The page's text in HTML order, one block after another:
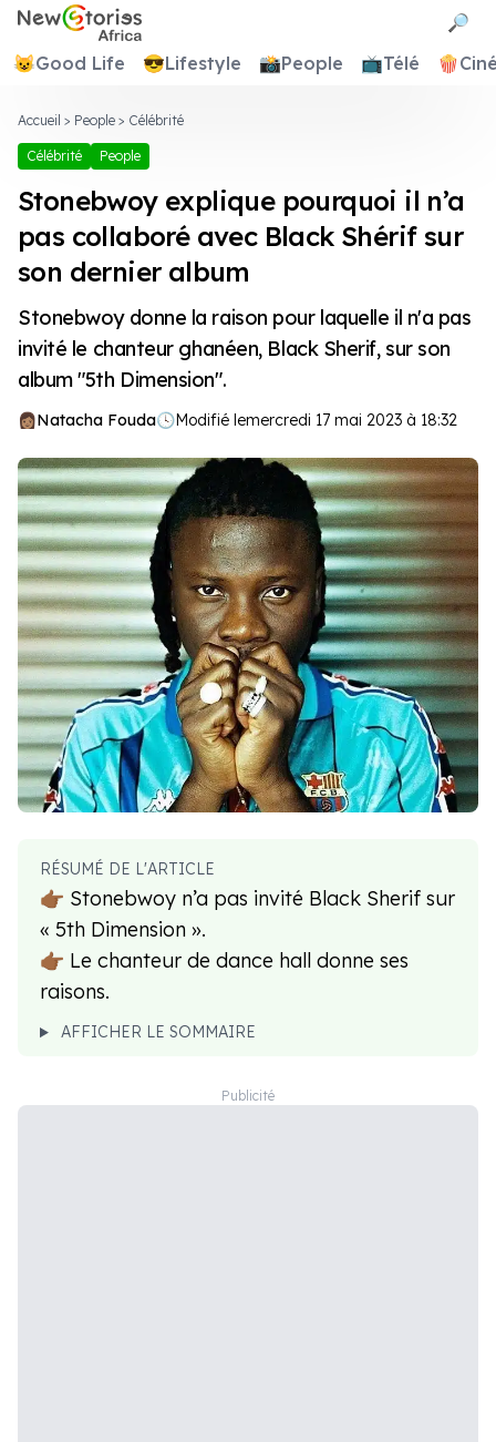
Newstories Africa
🔎
😺Good Life 😎Lifestyle 📸People 📺Télé 🍿
Accueil > People > Célébrité
Célébrité People
Stonebwoy explique pourquoi il n’a
pas collaboré avec Black Shérif sur
son dernier album
Stonebwoy donne la raison pour laquelle il n'a pas
invité le chanteur ghanéen, Black Sherif, sur son
album "5th Dimension".
Natacha Fouda🕓Modifié lemercredi 17 mai 2023 à 18:32
RÉSUMÉ DE L'ARTICLE
👉🏾 Stonebwoy n’a pas invité Black Sherif sur
« 5th Dimension ».
👉🏾 Le chanteur de dance hall donne ses
raisons.
AFFICHER LE SOMMAIRE